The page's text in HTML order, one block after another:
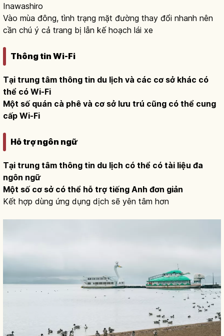
Inawashiro
Vào mùa đông, tình trạng mặt đường thay đổi nhanh nên
cần chú ý cả trang bị lẫn kế hoạch lái xe
Thông tin Wi-Fi
Tại trung tâm thông tin du lịch và các cơ sở khác có
thể có Wi-Fi
Một số quán cà phê và cơ sở lưu trú cũng có thể cung
cấp Wi-Fi
Hỗ trợ ngôn ngữ
Tại trung tâm thông tin du lịch có thể có tài liệu đa
ngôn ngữ
Một số cơ sở có thể hỗ trợ tiếng Anh đơn giản
Kết hợp dùng ứng dụng dịch sẽ yên tâm hơn